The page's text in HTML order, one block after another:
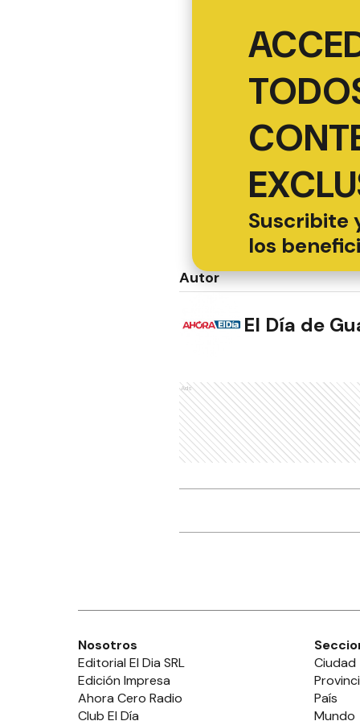
Suscribite
los
Autor
El Día de
Ads
Nosotros
Editorial El Dia SRL
Edición Impresa
Ahora Cero Radio
Club El Día
Ciudad
País
Mundo